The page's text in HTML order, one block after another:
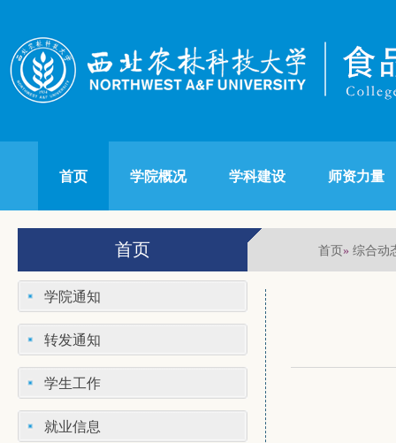
首页 学院概况 学科建设 师资力量
首页 首页» 综合动
学院通知
转发通知
学生工作
就业信息